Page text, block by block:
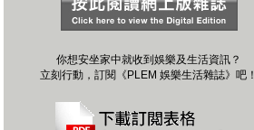
你想安坐家中就收到娛樂及生活資訊？
立刻行動，訂閱《PLEM 娛樂生活雜誌》吧！